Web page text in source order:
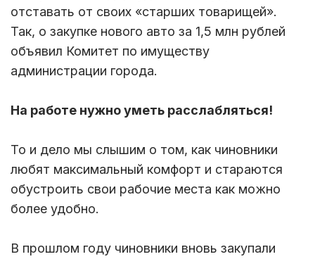
отставать от своих «старших товарищей».
Так, о закупке нового авто за 1,5 млн рублей
объявил Комитет по имуществу
администрации города.
На работе нужно уметь расслабляться!
То и дело мы слышим о том, как чиновники
любят максимальный комфорт и стараются
обустроить свои рабочие места как можно
более удобно.
В прошлом году чиновники вновь закупали